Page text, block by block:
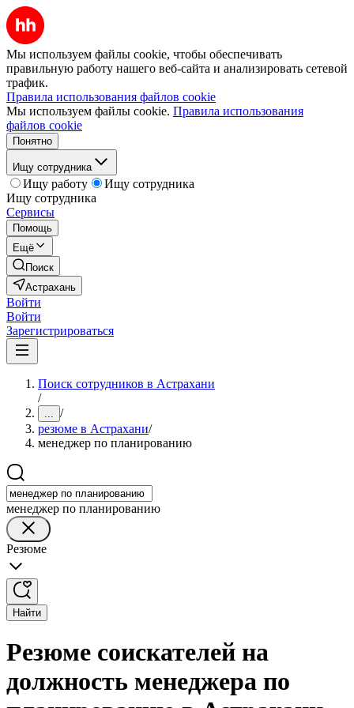
Мы используем файлы cookie, чтобы обеспечивать
правильную работу нашего веб-сайта и анализировать сетевой
трафик.
Правила использования файлов cookie
Мы используем файлы cookie. Правила использования
файлов cookie
Понятно
Ищу сотрудника
Ищу работу
Ищу сотрудника
Ищу сотрудника
Сервисы
Помощь
Ещё
Поиск
Астрахань
Войти
Войти
Зарегистрироваться
Поиск сотрудников в Астрахани
/
... /
резюме в Астрахани/
менеджер по планированию
менеджер по планированию
Резюме
Найти
Резюме соискателей на
должность менеджера по